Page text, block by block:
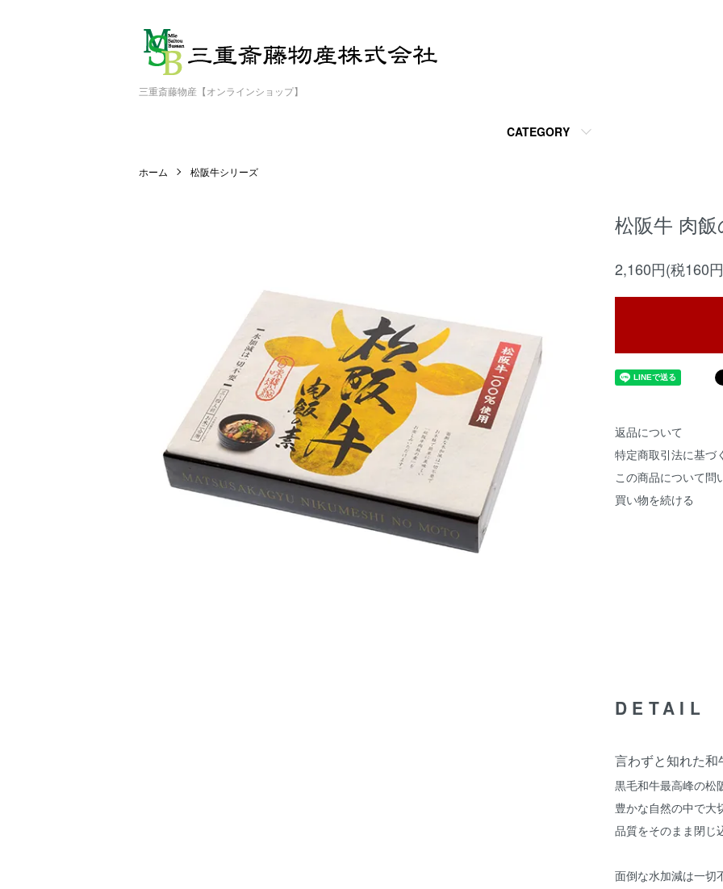
三重斎藤物産【オンラインショップ】
CATEGORY
ホーム 松阪牛シリーズ
松阪牛 肉飯
2,160円(税160
返品について
特定商取引法に基づ
この商品について問
買い物を続ける
DETAIL
言わずと知れた和
黒毛和牛最高峰の松
豊かな自然の中で大
品質をそのまま閉じ
面倒な水加減は一切